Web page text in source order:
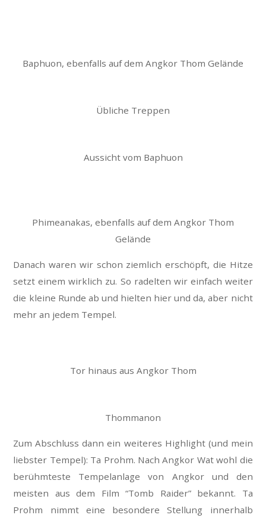
Baphuon, ebenfalls auf dem Angkor Thom Gelände
Übliche Treppen
Aussicht vom Baphuon
Phimeanakas, ebenfalls auf dem Angkor Thom
Gelände
Danach waren wir schon ziemlich erschöpft, die Hitze
setzt einem wirklich zu. So radelten wir einfach weiter
die kleine Runde ab und hielten hier und da, aber nicht
mehr an jedem Tempel.
Tor hinaus aus Angkor Thom
Thommanon
Zum Abschluss dann ein weiteres Highlight (und mein
liebster Tempel): Ta Prohm. Nach Angkor Wat wohl die
berühmteste Tempelanlage von Angkor und den
meisten aus dem Film “Tomb Raider” bekannt. Ta
Prohm nimmt eine besondere Stellung innerhalb